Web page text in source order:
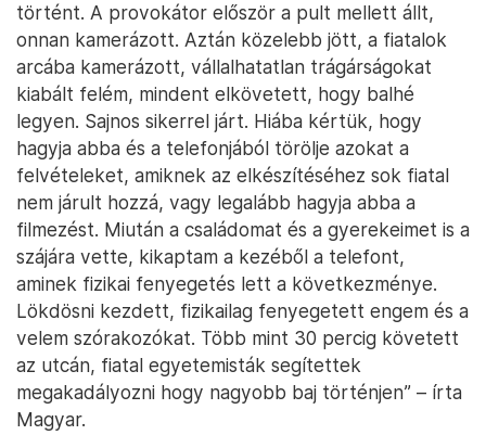
történt. A provokátor először a pult mellett állt,
onnan kamerázott. Aztán közelebb jött, a fiatalok
arcába kamerázott, vállalhatatlan trágárságokat
kiabált felém, mindent elkövetett, hogy balhé
legyen. Sajnos sikerrel járt. Hiába kértük, hogy
hagyja abba és a telefonjából törölje azokat a
felvételeket, amiknek az elkészítéséhez sok fiatal
nem járult hozzá, vagy legalább hagyja abba a
filmezést. Miután a családomat és a gyerekeimet is a
szájára vette, kikaptam a kezéből a telefont,
aminek fizikai fenyegetés lett a következménye.
Lökdösni kezdett, fizikailag fenyegetett engem és a
velem szórakozókat. Több mint 30 percig követett
az utcán, fiatal egyetemisták segítettek
megakadályozni hogy nagyobb baj történjen” – írta
Magyar.